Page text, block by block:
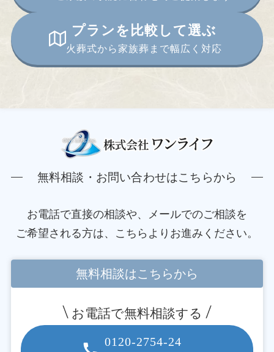
プランを比較して選ぶ
火葬式から家族葬まで幅広く対応
無料相談・お問い合わせはこちらから
お電話で直接の相談や、メールでのご相談を
ご希望される方は、こちらよりお進みください。
無料相談はこちらから
お電話で無料相談する
0120-2754-24